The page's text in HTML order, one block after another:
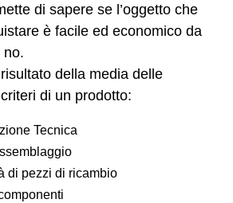
di sapere se l’oggetto che
è facile ed economico da
no.
della media delle
di un prodotto:
Tecnica
di pezzi di ricambio